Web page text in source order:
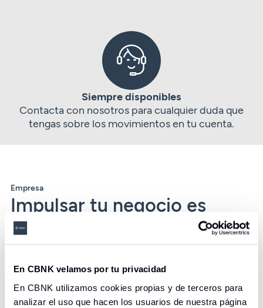
En CBNK velamos por tu privacidad
En CBNK utilizamos cookies propias y de terceros para
analizar el uso que hacen los usuarios de nuestra página
Siempre disponibles
Contacta con nosotros para cualquier duda que
tengas sobre los movimientos en tu cuenta.
Empresa
Impulsar tu negocio es
impulsar el futuro
Creemos que los profesionales esenciales
merecen alcanzar sus metas. Te ayudamos a
Acceder